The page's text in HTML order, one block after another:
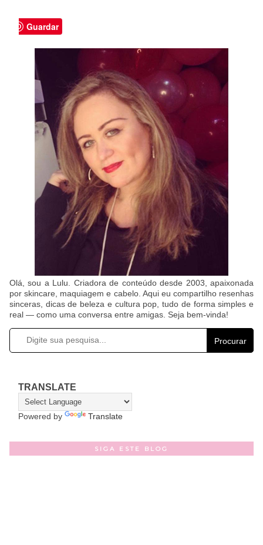
Guardar
Olá, sou a Lulu. Criadora de conteúdo desde 2003, apaixonada
por skincare, maquiagem e cabelo. Aqui eu compartilho resenhas
sinceras, dicas de beleza e cultura pop, tudo de forma simples e
real — como uma conversa entre amigas. Seja bem-vinda!
Procurar
TRANSLATE
Powered by Translate
SIGA ESTE BLOG